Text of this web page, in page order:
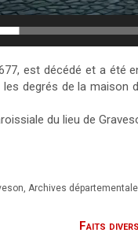
est décédé et a été
degrés de la maison
du lieu de
Archives
Faits